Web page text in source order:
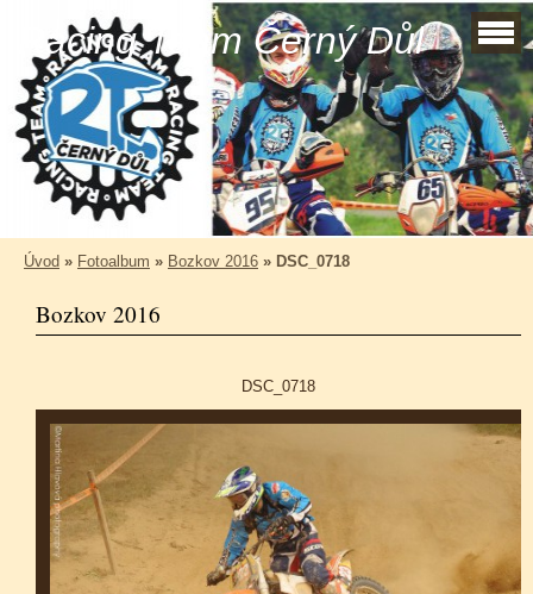
Racing Team Černý Důl
Úvod » Fotoalbum » Bozkov 2016 » DSC_0718
Bozkov 2016
DSC_0718